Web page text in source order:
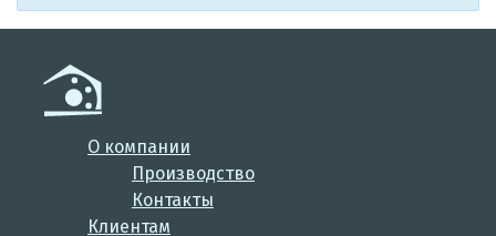
О компании
Производство
Контакты
Клиентам